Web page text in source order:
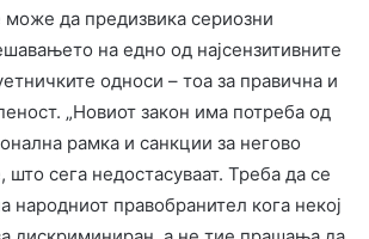
може да предизвика сериозни
на едно од најсензитивните
односи – тоа за правична и
„Новиот закон има потреба од
рамка и санкции за негово
сега недостасуваат. Треба да се
народниот правобранител кога некој